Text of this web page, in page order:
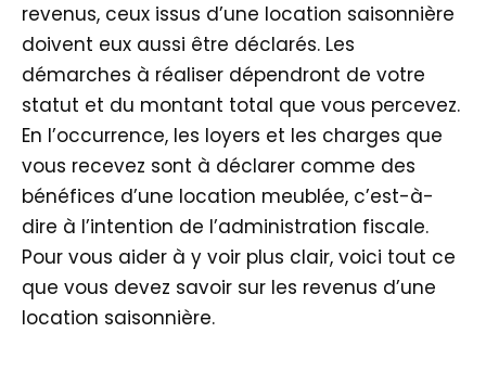
revenus, ceux issus d’une location saisonnière
doivent eux aussi être déclarés. Les
démarches à réaliser dépendront de votre
statut et du montant total que vous percevez.
En l’occurrence, les loyers et les charges que
vous recevez sont à déclarer comme des
bénéfices d’une location meublée, c’est-à-
dire à l’intention de l’administration fiscale.
Pour vous aider à y voir plus clair, voici tout ce
que vous devez savoir sur les revenus d’une
location saisonnière.